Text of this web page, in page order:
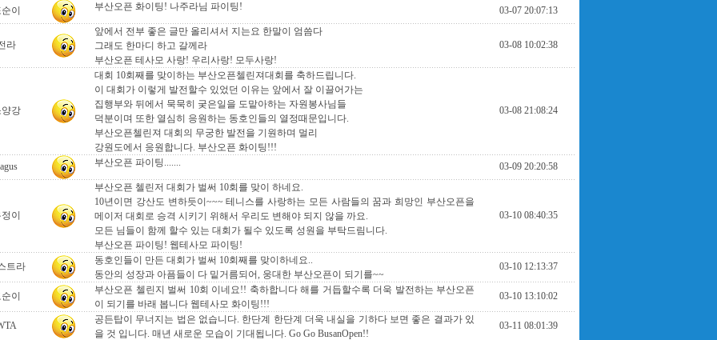
이 부산오픈 화이팅! 나주라님 파이팅! 03-07 20:07:13
라
앞에서 전부 좋은 글만 올리셔서 지는요 한말이 엄씀다
그래도 한마디 하고 갈께라
부산오픈 테사모 사랑! 우리사랑! 모두사랑!
03-08 10:02:38
양강
대회 10회째를 맞이하는 부산오픈첼린져대회를 축하드립니다.
이 대회가 이렇게 발전할수 있었던 이유는 앞에서 잘 이끌어가는
집행부와 뒤에서 묵묵히 궂은일을 도맡아하는 자원봉사님들
덕분이며 또한 열심히 응원하는 동호인들의 열정때문입니다.
부산오픈첼린져 대회의 무궁한 발전을 기원하며 멀리
강원도에서 응원합니다. 부산오픈 화이팅!!!
03-08 21:08:24
부산오픈 파이팅....... 03-09 20:20:58
이
부산오픈 첼린저 대회가 벌써 10회를 맞이 하네요.
10년이면 강산도 변하듯이~~~ 테니스를 사랑하는 모든 사람들의 꿈과 희망인 부산오픈을
메이저 대회로 승격 시키기 위해서 우리도 변해야 되지 않을 까요.
모든 님들이 함께 할수 있는 대회가 될수 있도록 성원을 부탁드림니다.
부산오픈 파이팅! 웹테사모 파이팅!
03-10 08:40:35
트라
동호인들이 만든 대회가 벌써 10회째를 맞이하네요..
동안의 성장과 아픔들이 다 밑거름되어, 웅대한 부산오픈이 되기를~~
03-10 12:13:37
이
부산오픈 첼린지 벌써 10회 이네요!! 축하합니다 해를 거듭할수록 더욱 발전하는 부산오픈
이 되기를 바래 봅니다 웹테사모 화이팅!!!
03-10 13:10:02
공든탑이 무너지는 법은 없습니다. 한단계 한단계 더욱 내실을 기하다 보면 좋은 결과가 있
을 것 입니다. 매년 새로운 모습이 기대됩니다. Go Go BusanOpen!!
03-11 08:01:39